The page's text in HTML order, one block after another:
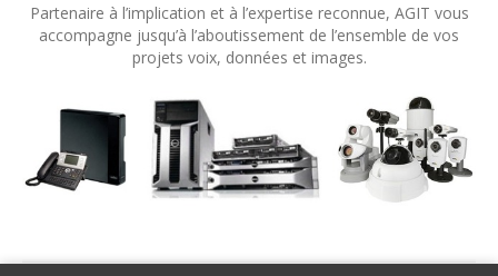
Partenaire à l’implication et à l’expertise reconnue, AGIT vous
accompagne jusqu’à l’aboutissement de l’ensemble de vos
projets voix, données et images.